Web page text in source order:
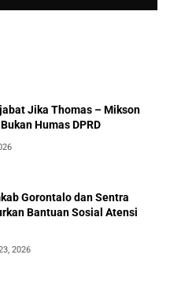
Jika Thomas – Mikson
Humas DPRD
Gorontalo dan Sentra
Bantuan Sosial Atensi
2026